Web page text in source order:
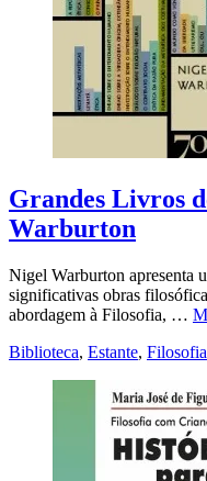
Grandes Livros
Warburton
Nigel Warburton apresenta
significativas obras
abordagem à Filosofia, …
Biblioteca, Estante, Filosofia